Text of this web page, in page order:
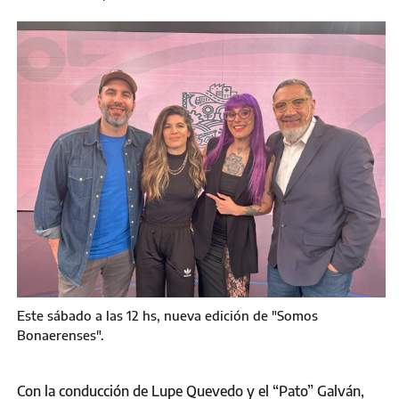
Este sábado a las 12 hs, nueva edición de "Somos
Bonaerenses".
Con la conducción de Lupe Quevedo y el “Pato” Galván,